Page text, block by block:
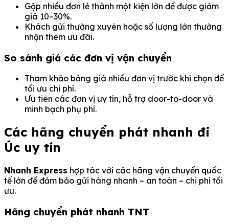
Gộp nhiều đơn lẻ thành một kiện lớn để được giảm
giá 10–30%.
Khách gửi thường xuyên hoặc số lượng lớn thường
nhận thêm ưu đãi.
So sánh giá các đơn vị vận chuyển
Tham khảo bảng giá nhiều đơn vị trước khi chọn để
tối ưu chi phí.
Ưu tiên các đơn vị uy tín, hỗ trợ door-to-door và
minh bạch phụ phí.
Các hãng chuyển phát nhanh đi
Úc uy tín
Nhanh Express hợp tác với các hãng vận chuyển quốc
tế lớn để đảm bảo gửi hàng nhanh – an toàn – chi phí tối
ưu.
Hãng chuyển phát nhanh TNT